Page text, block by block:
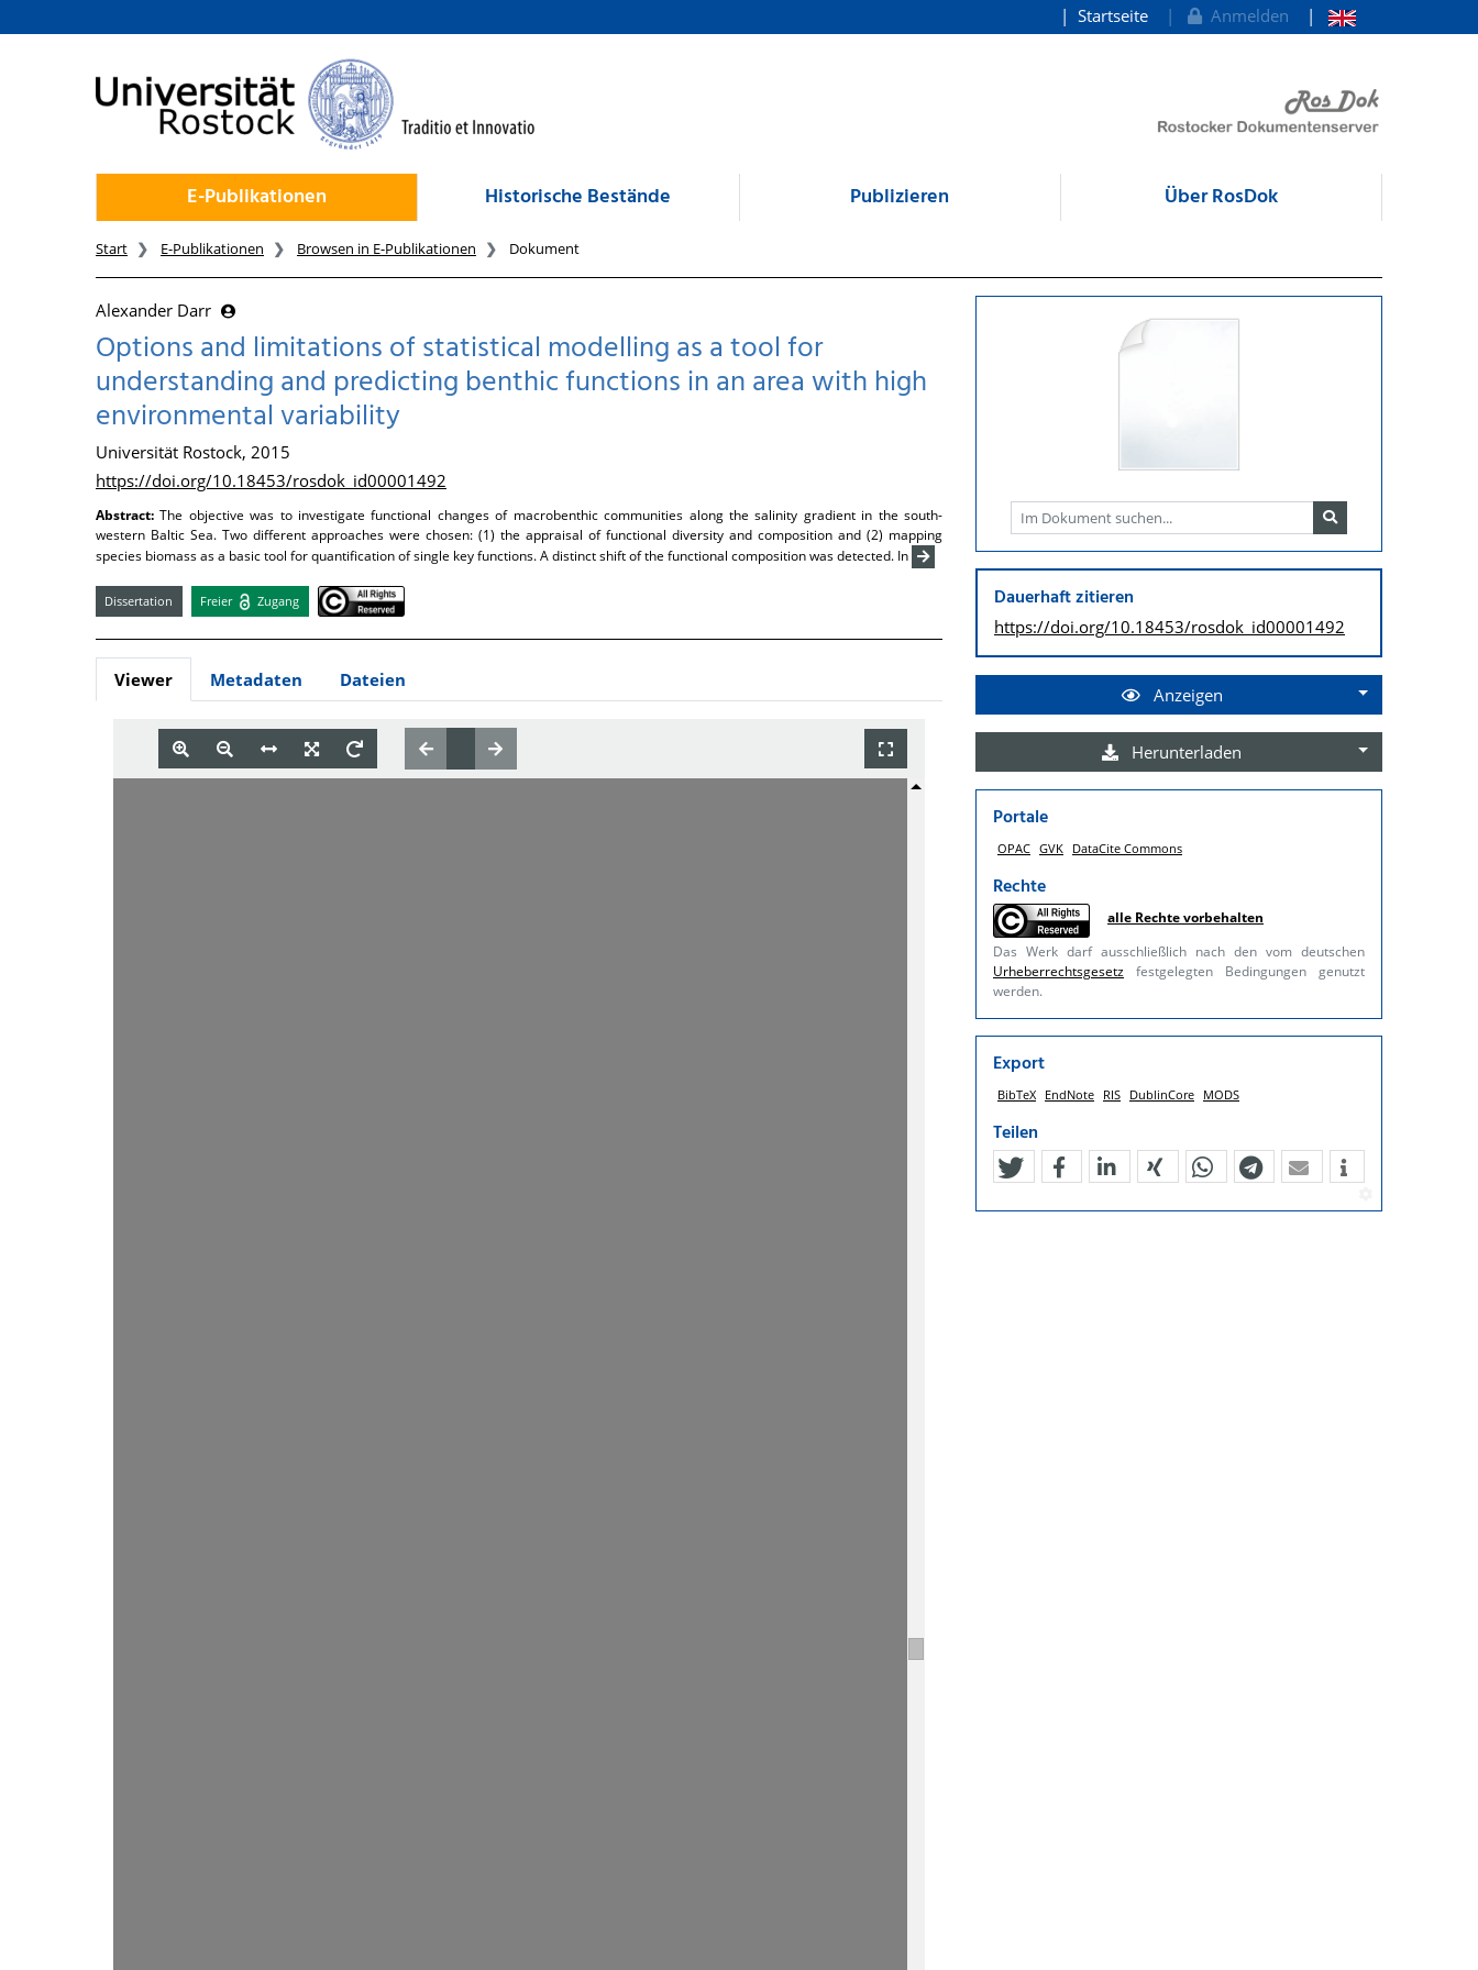
zum Inhalt
Startseite Anmelden
E-Publikationen Historische Bestände Publizieren Über RosDok
Start E-Publikationen Browsen in E-Publikationen Dokument
Alexander Darr
Options and limitations of statistical modelling as a tool for
understanding and predicting benthic functions in an area with high
environmental variability
Universität Rostock, 2015
https://doi.org/10.18453/rosdok_id00001492
Abstract:The objective was to investigate functional changes of macrobenthic communities along the salinity gradient in the south-
western Baltic Sea. Two different approaches were chosen: (1) the appraisal of functional diversity and composition and (2) mapping
species biomass as a basic tool for quantification of single key functions. A distinct shift of the functional composition was detected. In
Dissertation Freier Zugang
Viewer Metadaten Dateien
Dauerhaft zitieren
https://doi.org/10.18453/rosdok_id00001492
Anzeigen
Herunterladen
Portale
OPAC GVK DataCite Commons
Rechte
alle Rechte vorbehalten
Das Werk darf ausschließlich nach den vom deutschen
Urheberrechtsgesetz festgelegten Bedingungen genutzt
werden.
Export
BibTeX EndNote RIS DublinCore MODS
Teilen